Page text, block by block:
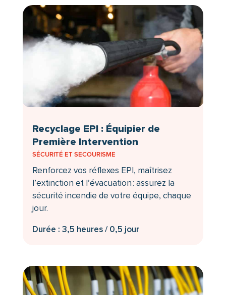
Recyclage EPI : Équipier de
Première Intervention
SÉCURITÉ ET SECOURISME
Renforcez vos réflexes EPI, maîtrisez
l’extinction et l’évacuation : assurez la
sécurité incendie de votre équipe, chaque
jour.
Durée : 3,5 heures / 0,5 jour